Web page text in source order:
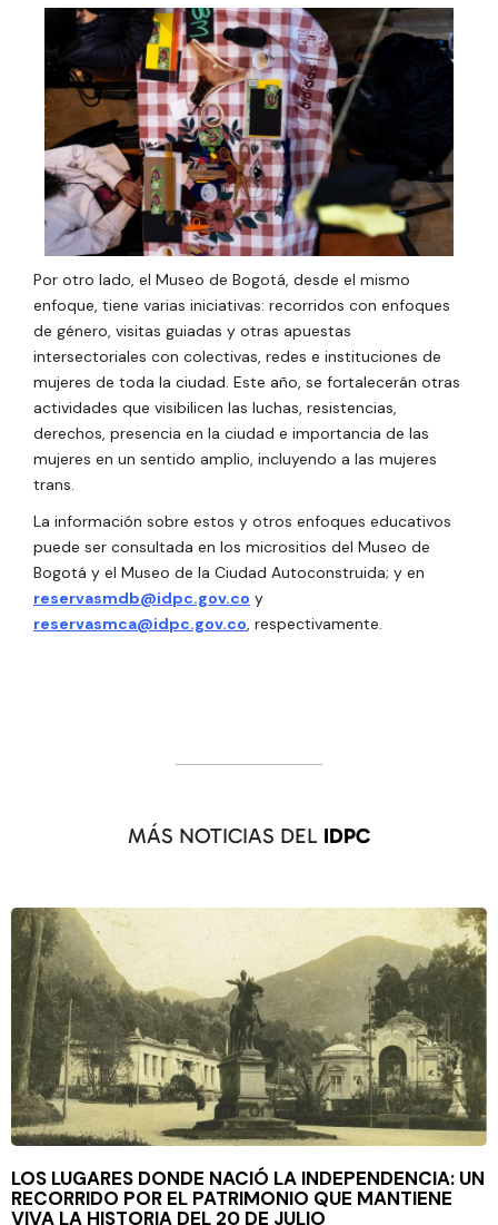
Por otro lado, el Museo de Bogotá, desde el mismo
enfoque, tiene varias iniciativas: recorridos con enfoques
de género, visitas guiadas y otras apuestas
intersectoriales con colectivas, redes e instituciones de
mujeres de toda la ciudad. Este año, se fortalecerán otras
actividades que visibilicen las luchas, resistencias,
derechos, presencia en la ciudad e importancia de las
mujeres en un sentido amplio, incluyendo a las mujeres
trans.
La información sobre estos y otros enfoques educativos
puede ser consultada en los micrositios del Museo de
Bogotá y el Museo de la Ciudad Autoconstruida; y en
reservasmdb@idpc.gov.co y
reservasmca@idpc.gov.co, respectivamente.
MÁS NOTICIAS DEL IDPC
LOS LUGARES DONDE NACIÓ LA INDEPENDENCIA: UN
RECORRIDO POR EL PATRIMONIO QUE MANTIENE
VIVA LA HISTORIA DEL 20 DE JULIO